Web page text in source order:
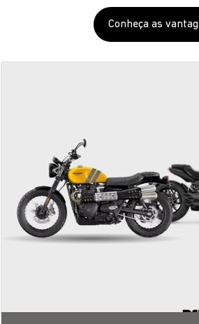
Compre sua Triumph
seminova na Primeira
SAIBA MAIS